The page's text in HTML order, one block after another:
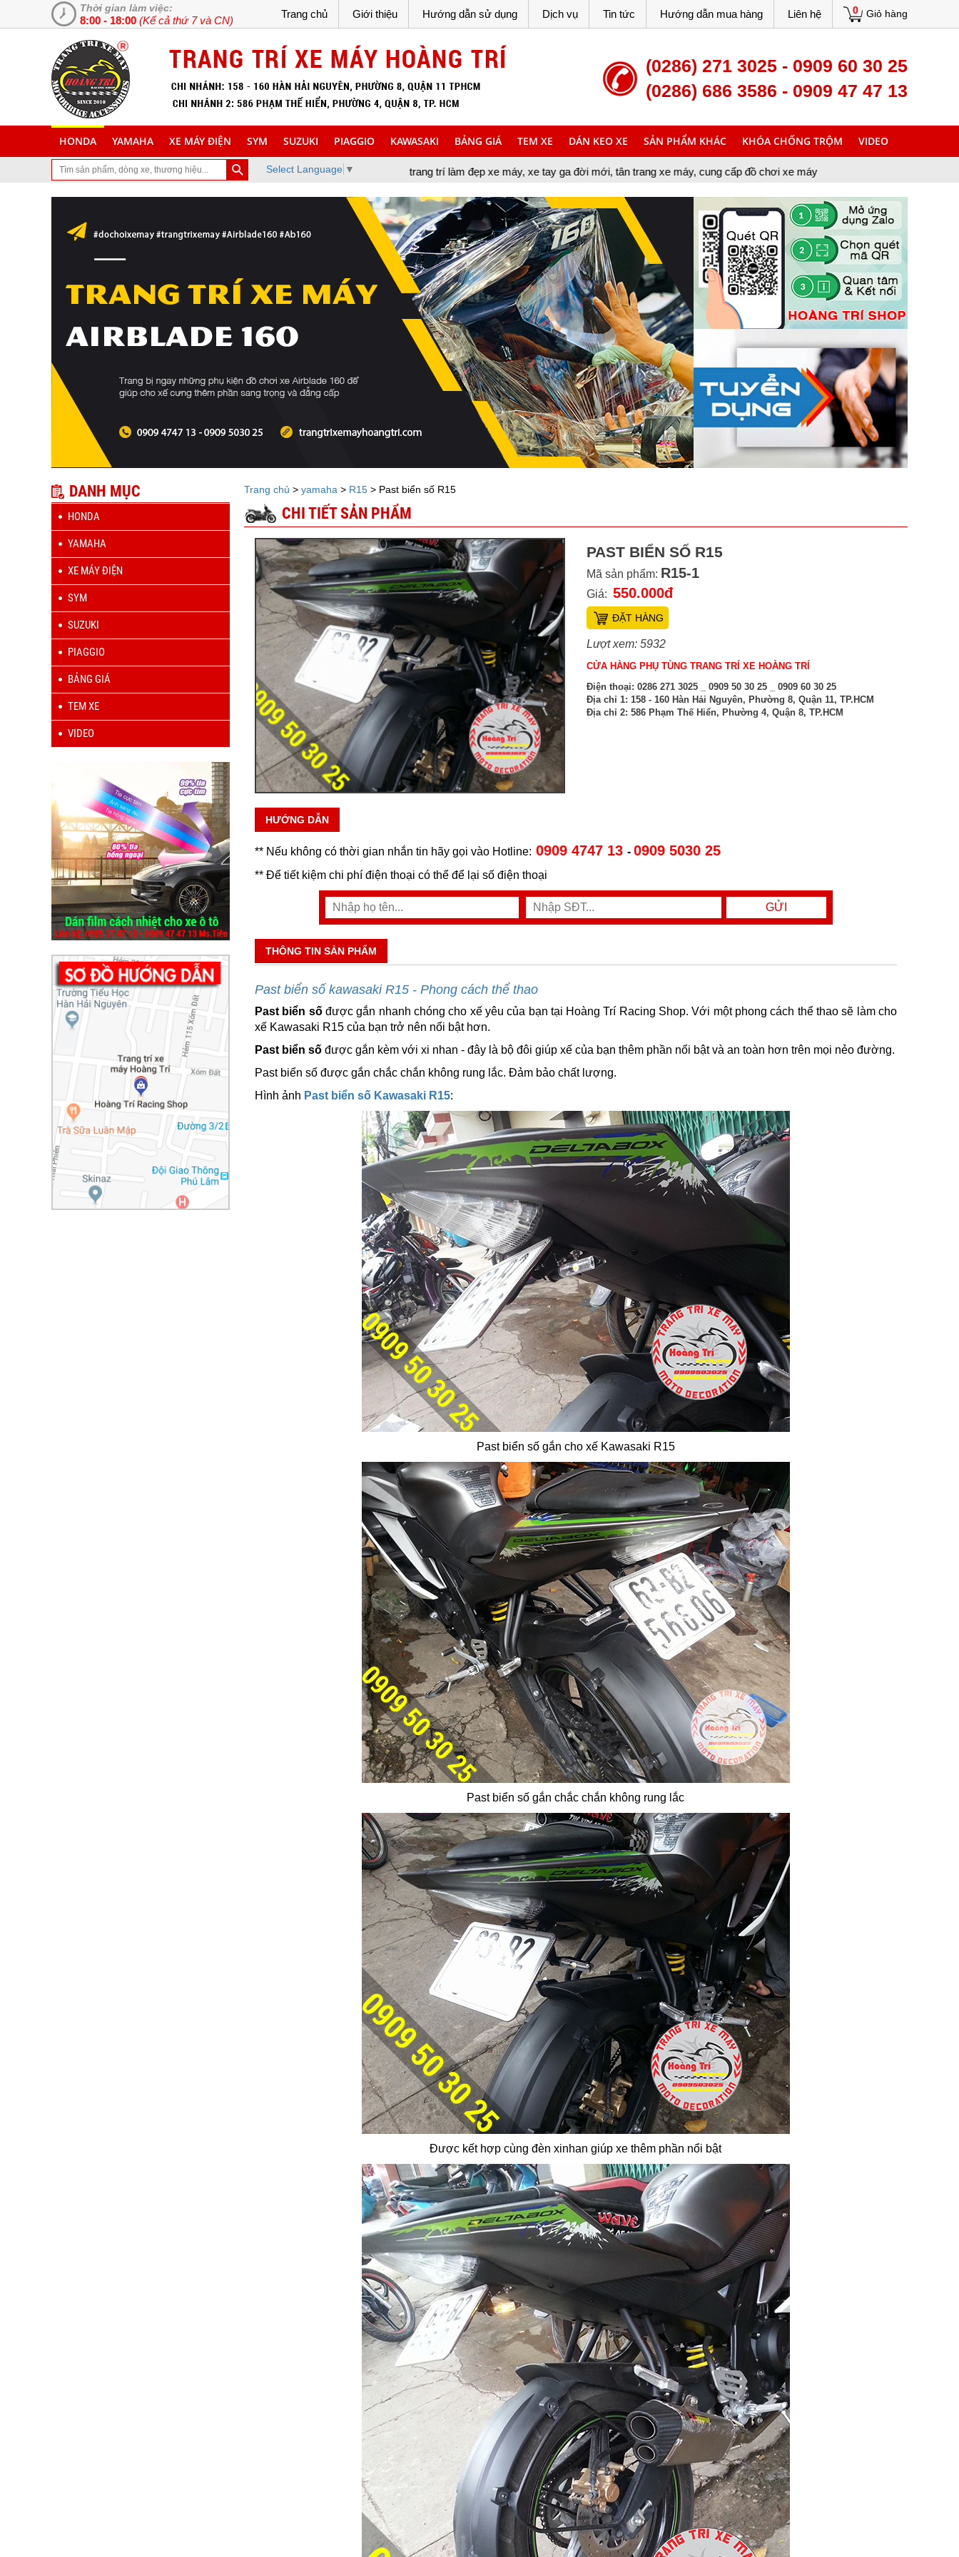
Thời gian làm việc:
8:00 - 18:00 (Kể cả thứ 7 và CN)
0 Giỏ hàng
Trang chủ Giới thiệu Hướng dẫn sử dụng Dịch vụ Tin tức Hướng dẫn mua hàng Liên hệ
(0286) 271 3025 - 0909 60 30 25
(0286) 686 3586 - 0909 47 47 13
HONDA YAMAHA XE MÁY ĐIỆN SYM SUZUKI PIAGGIO KAWASAKI BẢNG GIÁ TEM XE DÁN KEO XE SẢN PHẨM KHÁC KHÓA CHỐNG TRỘM VIDEO
Select Language ▼
đã ghé thăm trang Web chuyên cung cấp và lắp đặt phụ tùng inox trang trí làm đẹp xe máy, xe tay ga đời mới, tân trang xe máy, cung cấp đồ chơi xe máy
DANH MỤC
HONDA
YAMAHA
XE MÁY ĐIỆN
SYM
SUZUKI
PIAGGIO
BẢNG GIÁ
TEM XE
VIDEO
Trang chủ > yamaha > R15> Past biển số R15
CHI TIẾT SẢN PHẨM
PAST BIỂN SỐ R15
Mã sản phẩm: R15-1
Giá: 550.000đ
ĐẶT HÀNG
Lượt xem: 5932
CỬA HÀNG PHỤ TÙNG TRANG TRÍ XE HOÀNG TRÍ
Điện thoại: 0286 271 3025 _ 0909 50 30 25 _ 0909 60 30 25
Địa chỉ 1: 158 - 160 Hàn Hải Nguyên, Phường 8, Quận 11, TP.HCM
Địa chỉ 2: 586 Phạm Thế Hiển, Phường 4, Quận 8, TP.HCM
HƯỚNG DẪN
** Nếu không có thời gian nhắn tin hãy gọi vào Hotline: 0909 4747 13 - 0909 5030 25
** Để tiết kiệm chi phí điện thoại có thể để lại số điện thoại
THÔNG TIN SẢN PHẨM
Past biển số kawasaki R15 - Phong cách thể thao
Past biển sốđược gắn nhanh chóng cho xế yêu của bạn tại Hoàng Trí Racing Shop. Với một phong cách thể thao sẽ làm cho
xế Kawasaki R15 của bạn trở nên nổi bật hơn.
Past biển sốđược gắn kèm với xi nhan - đây là bộ đôi giúp xế của bạn thêm phần nổi bật và an toàn hơn trên mọi nẻo đường.
Past biển số được gắn chắc chắn không rung lắc. Đảm bảo chất lượng.
Hình ảnh Past biển số Kawasaki R15:
Past biển số gắn cho xế Kawasaki R15
Past biển số gắn chắc chắn không rung lắc
Được kết hợp cùng đèn xinhan giúp xe thêm phần nổi bật